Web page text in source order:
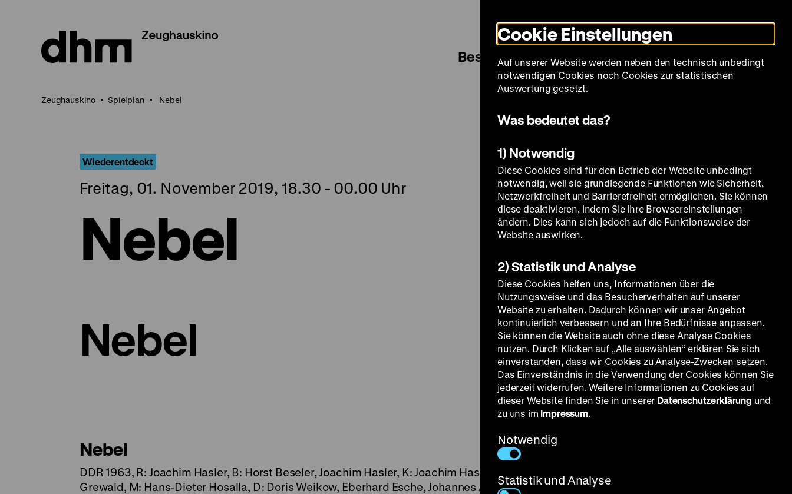
Seiteninhalt
springen
Modus
umschalten
Sprache
Besuch Spielplan Filmreihen Über uns
Zeughauskino Spielplan Nebel
Wiederentdeckt
Freitag, 01. November 2019, 18.30 - 00.00 Uhr
Nebel
Nebel
Nebel
DDR 1963, R: Joachim Hasler, B: Horst Beseler, Joachim Hasler, K: Joachim Hasler, Helmut
Grewald, M: Hans-Dieter Hosalla, D: Doris Weikow, Eberhard Esche, Johannes Arpe, Günther
Cookie Einstellungen
Auf unserer Website werden neben den technisch unbedingt
notwendigen Cookies noch Cookies zur statistischen
Auswertung gesetzt.
Was bedeutet das?
1) Notwendig
Diese Cookies sind für den Betrieb der Website unbedingt
notwendig, weil sie grundlegende Funktionen wie Sicherheit,
Netzwerkfreiheit und Barrierefreiheit ermöglichen. Sie können
diese deaktivieren, indem Sie ihre Browsereinstellungen
ändern. Dies kann sich jedoch auf die Funktionsweise der
Website auswirken.
2) Statistik und Analyse
Diese Cookies helfen uns, Informationen über die
Nutzungsweise und das Besucherverhalten auf unserer
Website zu erhalten. Dadurch können wir unser Angebot
kontinuierlich verbessern und an Ihre Bedürfnisse anpassen.
Sie können die Website auch ohne diese Analyse Cookies
nutzen. Durch Klicken auf „Alle auswählen“ erklären Sie sich
einverstanden, dass wir Cookies zu Analyse-Zwecken setzen.
Das Einverständnis in die Verwendung der Cookies können Sie
jederzeit widerrufen. Weitere Informationen zu Cookies auf
dieser Website finden Sie in unserer Datenschutzerklärung und
zu uns im Impressum.
Notwendig
Statistik und Analyse